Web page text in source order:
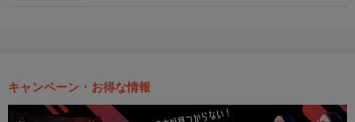
キャンペーン・お得な情報